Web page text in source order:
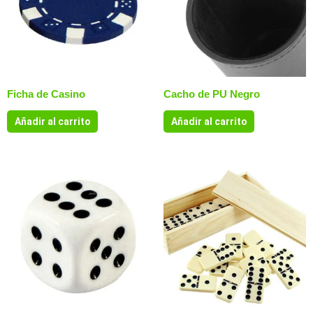
Ficha de Casino
Añadir al carrito
Cacho de PU Negro
Añadir al carrito